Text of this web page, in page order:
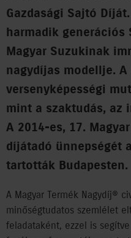
Gazdasági Sajtó
harmadik generációs
Magyar Suzukinak
nagydíjas modellje.
versenyképességi
mint a szaktudás, az
A 2014-es, 17.
díjátadó ünnepségét
tartották Budapesten.
A Magyar Termék Nagydíj®
minőségtudatos szemlélet
feladataként, ezzel is